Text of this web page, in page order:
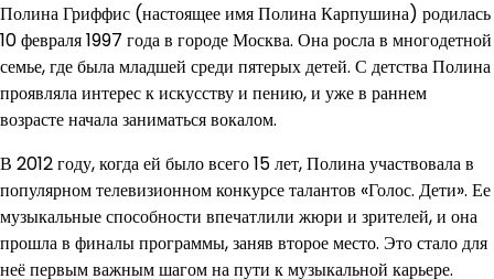
Полина Гриффис (настоящее имя Полина Карпушина) родилась
10 февраля 1997 года в городе Москва. Она росла в многодетной
семье, где была младшей среди пятерых детей. С детства Полина
проявляла интерес к искусству и пению, и уже в раннем
возрасте начала заниматься вокалом.
В 2012 году, когда ей было всего 15 лет, Полина участвовала в
популярном телевизионном конкурсе талантов «Голос. Дети». Ее
музыкальные способности впечатлили жюри и зрителей, и она
прошла в финалы программы, заняв второе место. Это стало для
неё первым важным шагом на пути к музыкальной карьере.